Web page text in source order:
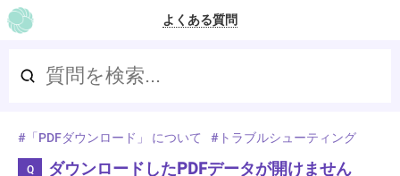
よくある質問
「PDFダウンロード」 について トラブルシューティング
ダウンロードしたPDFデータが開けません